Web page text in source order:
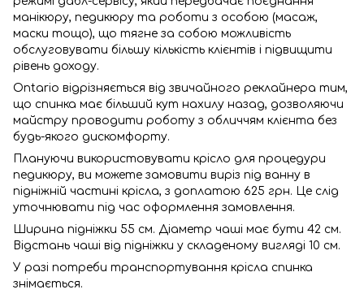
манікюру, педикюру та роботи з особою (масаж,
маски тощо), що тягне за собою можливість
обслуговувати більшу кількість клієнтів і підвищити
рівень доходу.
Ontario відрізняється від звичайного реклайнера тим,
що спинка має більший кут нахилу назад, дозволяючи
майстру проводити роботу з обличчям клієнта без
будь-якого дискомфорту.
Плануючи використовувати крісло для процедури
педикюру, ви можете замовити виріз під ванну в
підніжній частині крісла, з доплатою 625 грн. Це слід
уточнювати під час оформлення замовлення.
Ширина підніжки 55 см. Діаметр чаші має бути 42 см.
Відстань чаші від підніжки у складеному вигляді 10 см.
У разі потреби транспортування крісла спинка
знімається.